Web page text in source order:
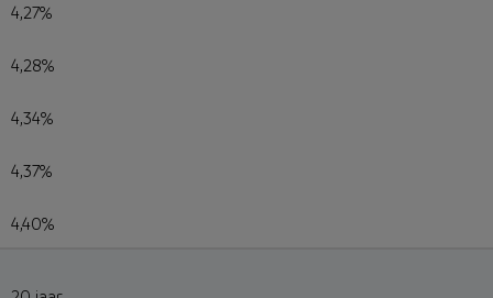
4,27%
4,28%
4,34%
4,37%
4,40%